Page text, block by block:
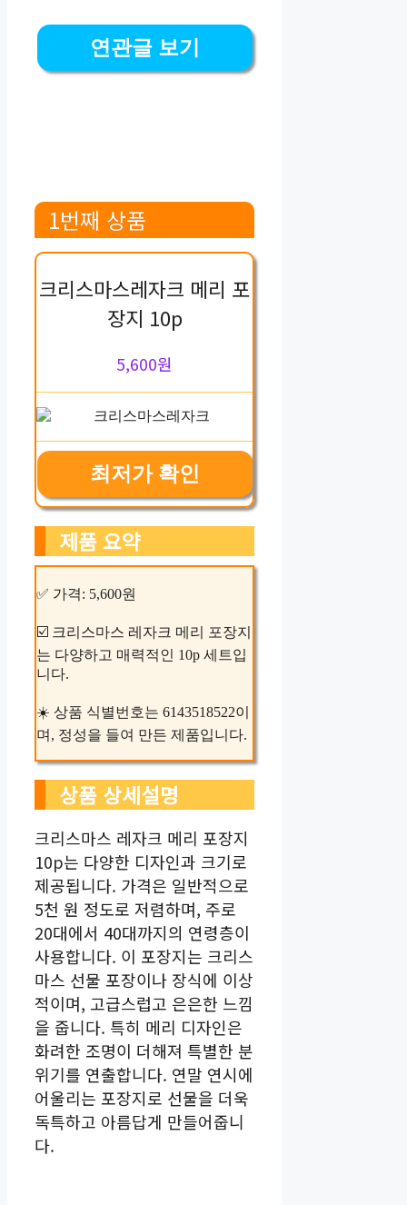
연관글 보기
1번째 상품
크리스마스레자크 메리 포
장지 10p
5,600원
최저가 확인
제품 요약
✅ 가격: 5,600원
☑️ 크리스마스 레자크 메리 포장지
는 다양하고 매력적인 10p 세트입
니다.
☀️ 상품 식별번호는 6143518522이
며, 정성을 들여 만든 제품입니다.
상품 상세설명
크리스마스 레자크 메리 포장지
10p는 다양한 디자인과 크기로
제공됩니다. 가격은 일반적으로
5천 원 정도로 저렴하며, 주로
20대에서 40대까지의 연령층이
사용합니다. 이 포장지는 크리스
마스 선물 포장이나 장식에 이상
적이며, 고급스럽고 은은한 느낌
을 줍니다. 특히 메리 디자인은
화려한 조명이 더해져 특별한 분
위기를 연출합니다. 연말 연시에
어울리는 포장지로 선물을 더욱
독특하고 아름답게 만들어줍니
다.